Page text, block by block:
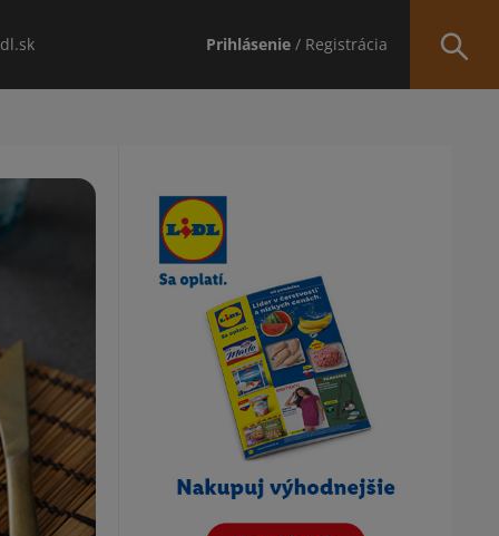
Prihlásenie / Registrácia
Obsah bočného panela